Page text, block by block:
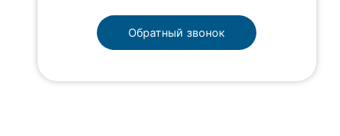
Обратный звонок